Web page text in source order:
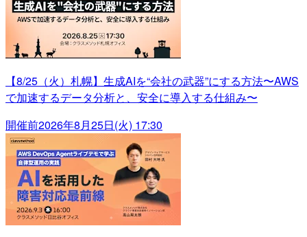
【8/25（火）札幌】生成AIを“会社の武器”にする方法〜AWS
で加速するデータ分析と、安全に導入する仕組み〜
開催前2026年8月25日(火) 17:30